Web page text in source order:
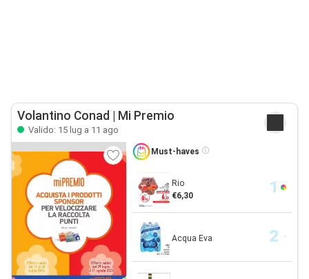
Volantino Conad | Mi Premio
Valido: 15 lug a 11 ago
Must-haves
Rio
€6,30
Acqua Eva